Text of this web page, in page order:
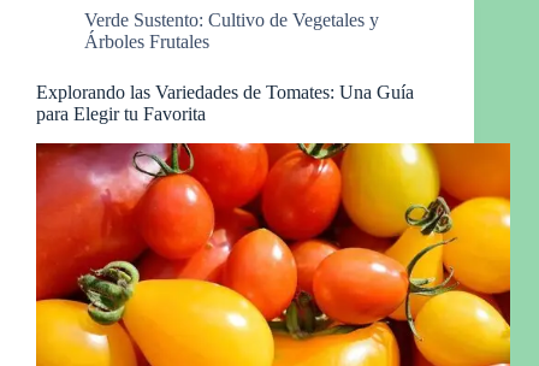
Verde Sustento: Cultivo de Vegetales y
Árboles Frutales
Explorando las Variedades de Tomates: Una Guía
para Elegir tu Favorita